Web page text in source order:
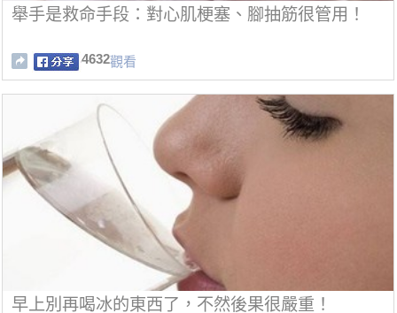
舉手是救命手段：對心肌梗塞、腳抽筋很管用！
4632觀看
早上別再喝冰的東西了，不然後果很嚴重！